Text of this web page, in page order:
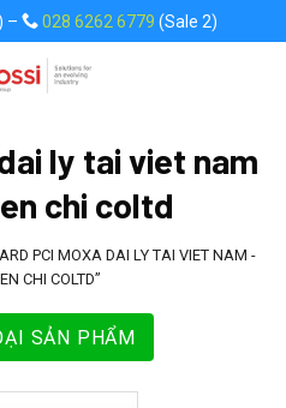
– 028 6262 6779 (Sale 2)
ly tai viet nam
chi coltd
PCI MOXA DAI LY TAI VIET NAM -
CHI COLTD”
SẢN PHẨM